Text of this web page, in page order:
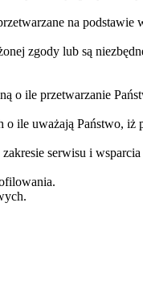
na
zgody lub są
o ile przetwarzanie
ile uważają Państwo,
serwisu i